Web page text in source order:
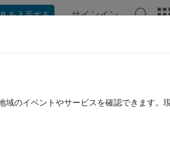
を入手する サインイン
のイベントやサービスを確認できます。